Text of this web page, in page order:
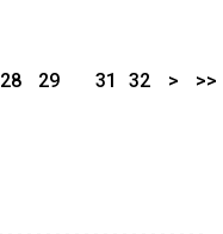
28
29
31 32 > >>